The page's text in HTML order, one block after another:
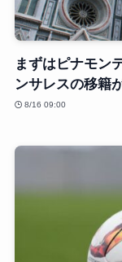
まずはピナモン
ンサレスの移籍
8/16 09:00